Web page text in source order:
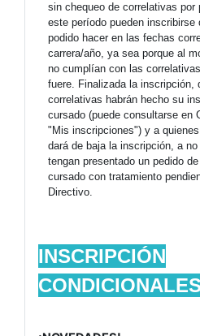
sin chequeo de correlativas
este período pueden inscribirse
podido hacer en las fechas
carrera/año, ya sea porque al
no cumplían con las
fuere. Finalizada la inscripción,
correlativas habrán hecho su
cursado (puede consultarse en
"Mis inscripciones") y a
dará de baja la inscripción, a
tengan presentado un pedido
cursado con tratamiento
Directivo.
INSCRIPCIÓN
CONDICIONALES